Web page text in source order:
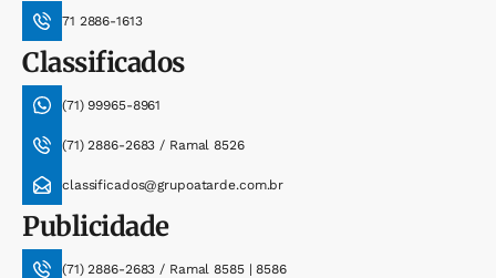
71 2886-1613
Classificados
(71) 99965-8961
(71) 2886-2683 / Ramal 8526
classificados@grupoatarde.com.br
Publicidade
(71) 2886-2683 / Ramal 8585 | 8586